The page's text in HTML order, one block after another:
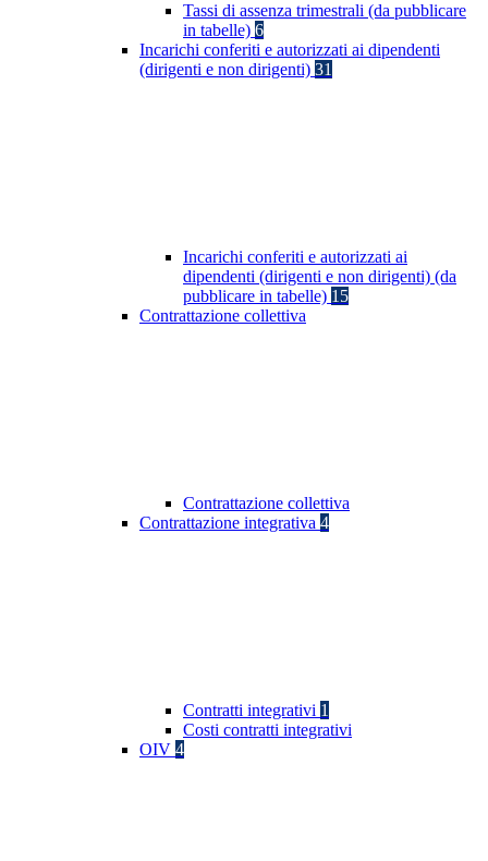
Tassi di assenza trimestrali (da pubblicare
in tabelle) 6
Incarichi conferiti e autorizzati ai dipendenti
(dirigenti e non dirigenti) 31
Incarichi conferiti e autorizzati ai
dipendenti (dirigenti e non dirigenti) (da
pubblicare in tabelle) 15
Contrattazione collettiva
Contrattazione collettiva
Contrattazione integrativa 4
Contratti integrativi 1
Costi contratti integrativi
OIV 4